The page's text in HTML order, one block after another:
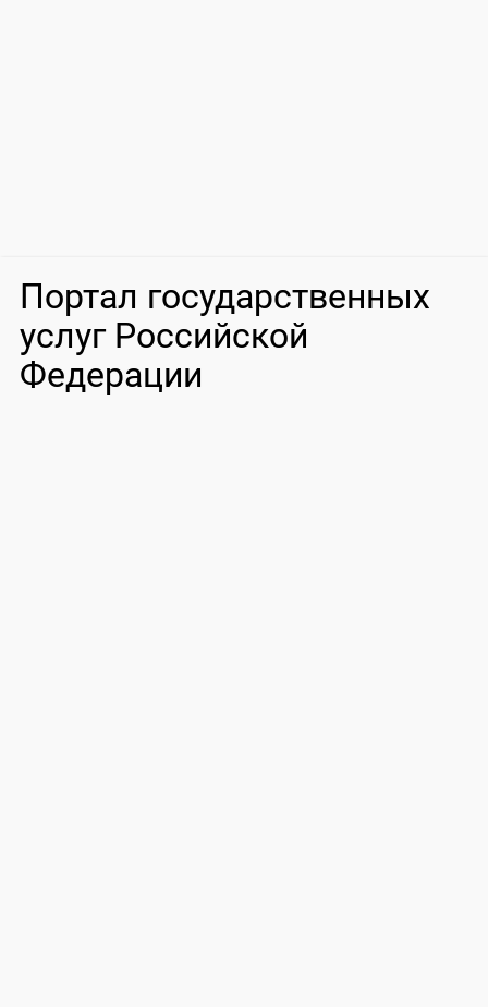
Портал государственных
услуг Российской
Федерации